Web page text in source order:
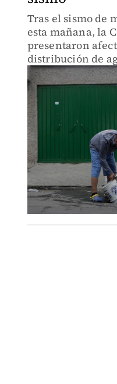
Tras el sismo de
esta mañana, la
presentaron
distribución de
que se redujo el
habitantes del
Nezahualcóyotl.